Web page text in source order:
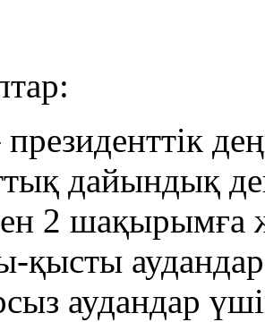
дайындық
2 шақырымға
қысты
аудандар